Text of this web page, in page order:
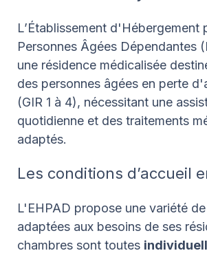
L’Établissement d'Hébergement
Personnes Âgées Dépendantes
une résidence médicalisée
des personnes âgées en perte
(GIR 1 à 4), nécessitant une
quotidienne et des traitements
adaptés.
Les conditions d’accueil
L'EHPAD propose une variété
adaptées aux besoins de ses
chambres sont toutes